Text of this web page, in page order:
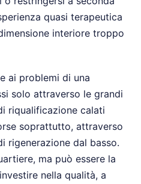
quasi terapeutica
interiore troppo
ai problemi di una
solo attraverso le grandi
riqualificazione calati
soprattutto, attraverso
rigenerazione dal basso.
ma può essere la
nella qualità, a